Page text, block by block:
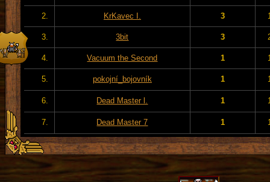
2. KrKavec I. 3
3. 3bit 3
4. Vacuum the Second 1
5. pokojní_bojovník 1
6. Dead Master l. 1
7. Dead Master 7 1